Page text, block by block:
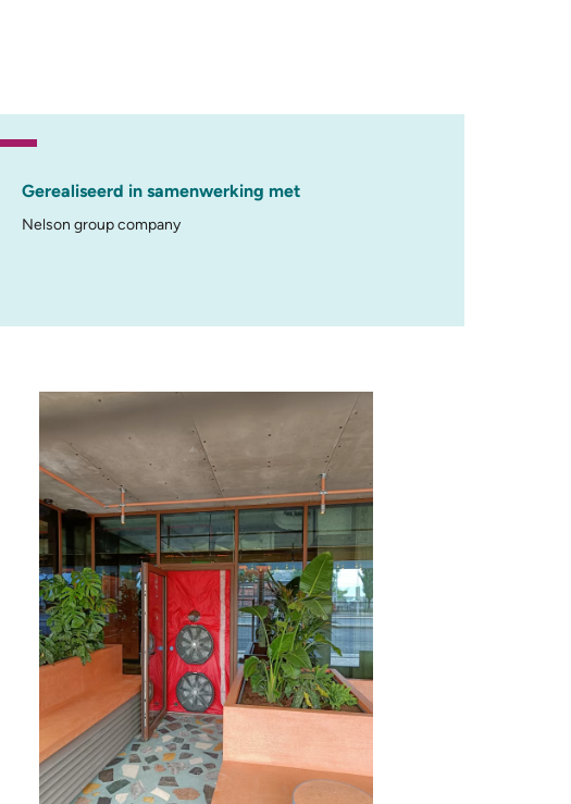
Gerealiseerd in samenwerking met
Nelson group company